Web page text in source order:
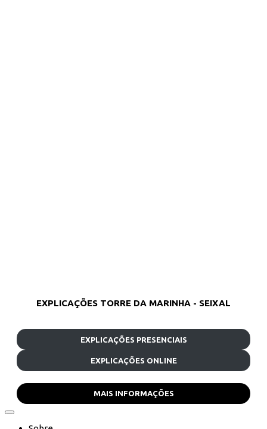
EXPLICAÇÕES TORRE DA MARINHA - SEIXAL
EXPLICAÇÕES PRESENCIAIS
EXPLICAÇÕES ONLINE
MAIS INFORMAÇÕES